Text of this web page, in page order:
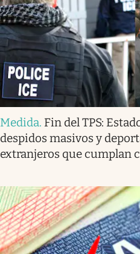
Medida. Fin del TPS:
despidos masivos y
extranjeros que cumplan